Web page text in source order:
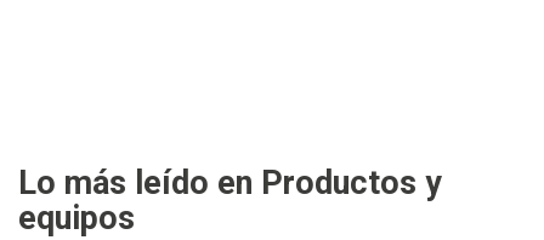
Lo más leído en Productos y
equipos